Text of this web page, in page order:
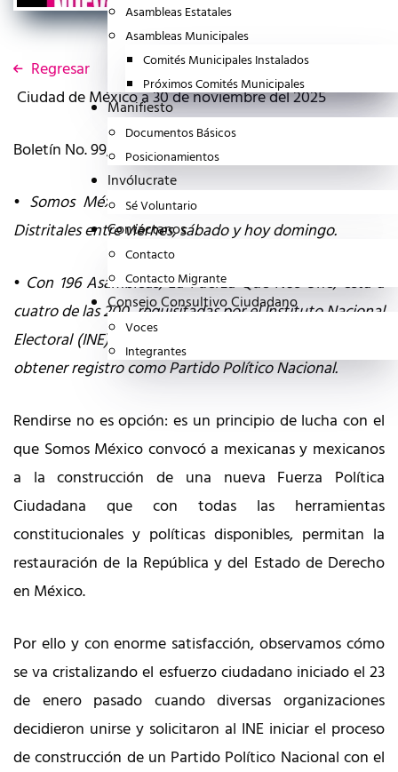
Asambleas Estatales
Asambleas Municipales
Comités Municipales Instalados
Próximos Comités Municipales
Manifiesto
Documentos Básicos
Posicionamientos
Invólucrate
Sé Voluntario
Contáctanos
Contacto
Contacto Migrante
Consejo Consultivo Ciudadano
Voces
Integrantes
Regresar
Ciudad de México a 30 de noviembre del 2025
Boletín No. 99/2025
• Somos México (Somos MX) instaló 15 Asambleas
Distritales entre viernes, sábado y hoy domingo.
• Con 196 Asambleas, La Fuerza Que Nos Une, está a
cuatro de las 200, requisitadas por el Instituto Nacional
Electoral (INE) y cumplir con uno de los requisitos para
obtener registro como Partido Político Nacional.
Rendirse no es opción: es un principio de lucha con el
que Somos México convocó a mexicanas y mexicanos
a la construcción de una nueva Fuerza Política
Ciudadana que con todas las herramientas
constitucionales y políticas disponibles, permitan la
restauración de la República y del Estado de Derecho
en México.
Por ello y con enorme satisfacción, observamos cómo
se va cristalizando el esfuerzo ciudadano iniciado el 23
de enero pasado cuando diversas organizaciones
decidieron unirse y solicitaron al INE iniciar el proceso
de construcción de un Partido Político Nacional con el